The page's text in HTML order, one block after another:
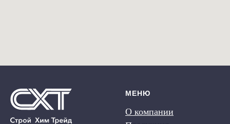
МЕНЮ
О компании